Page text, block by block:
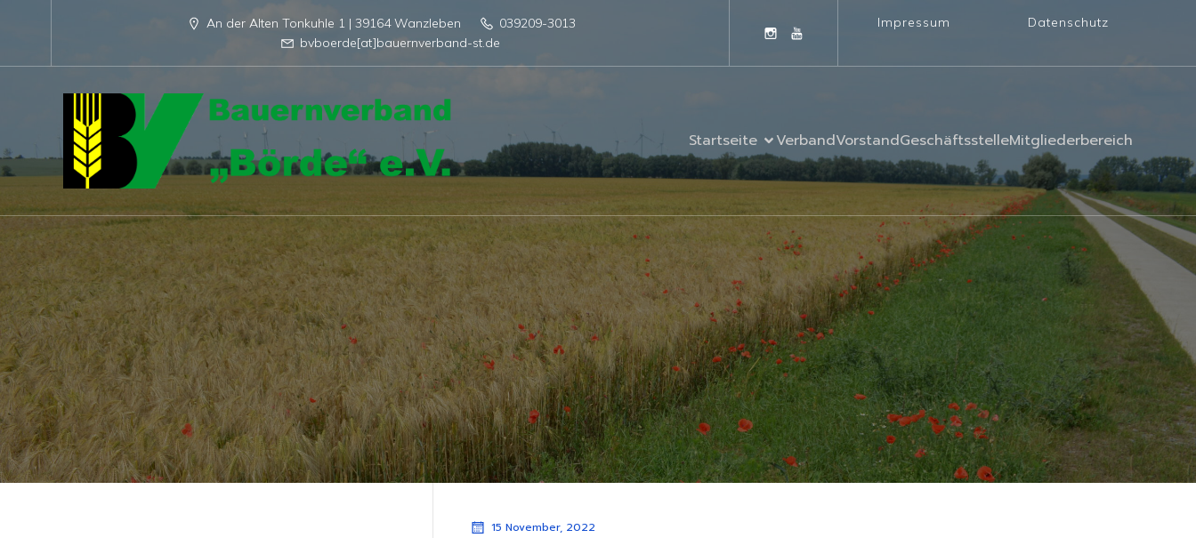
An der Alten Tonkuhle 1 | 39164 Wanzleben
039209-3013
bvboerde[at]bauernverband-st.de
Impressum Datenschutz
Startseite VerbandVorstandGeschäftsstelleMitgliederbereich
15 November, 2022